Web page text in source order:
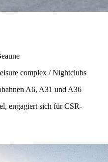
complex / Nightclubs
A6, A31 und A36
engagiert sich für CSR-